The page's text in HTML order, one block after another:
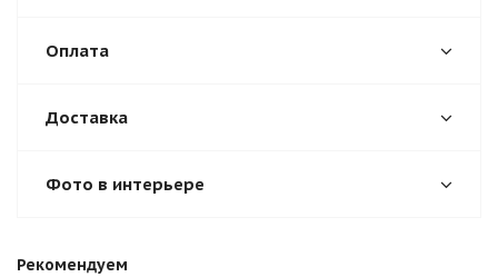
Оплата
Доставка
Фото в интерьере
Рекомендуем